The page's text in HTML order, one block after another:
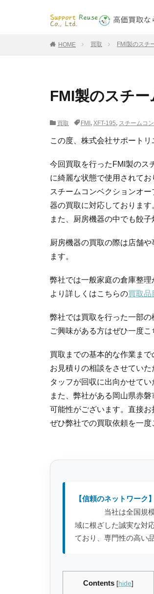
HOME 買取 FMI製のスチ
FMI製のスチ
買取 FMI , XFT-195, スチームコ
この度、株式会社サポート
今回買取を行ったFMI製のス
に綺麗な状態で使用されてお
スチームコンベクションオ
器の買取に対応しております
また、厨房機器の中でも餃
厨房機器の買取の際は店舗
ます。
弊社では一般家庭の倉庫整理
より詳しくはこちらの買取品
弊社では買取を行った一部の
ご興味がある方はぜひ一度
買取までの基本的な作業ま
お見積りの相談をさせてい
タッフが回収に出向かせてい
また、弊社がある岡山県赤
可能性がございます。直接
ぜひ弊社での買取依頼を一度
【信頼のネットワーク】
当社は全国規模の
域に根ざした誠実な対
ており、専門性の高い
Contents [hide]